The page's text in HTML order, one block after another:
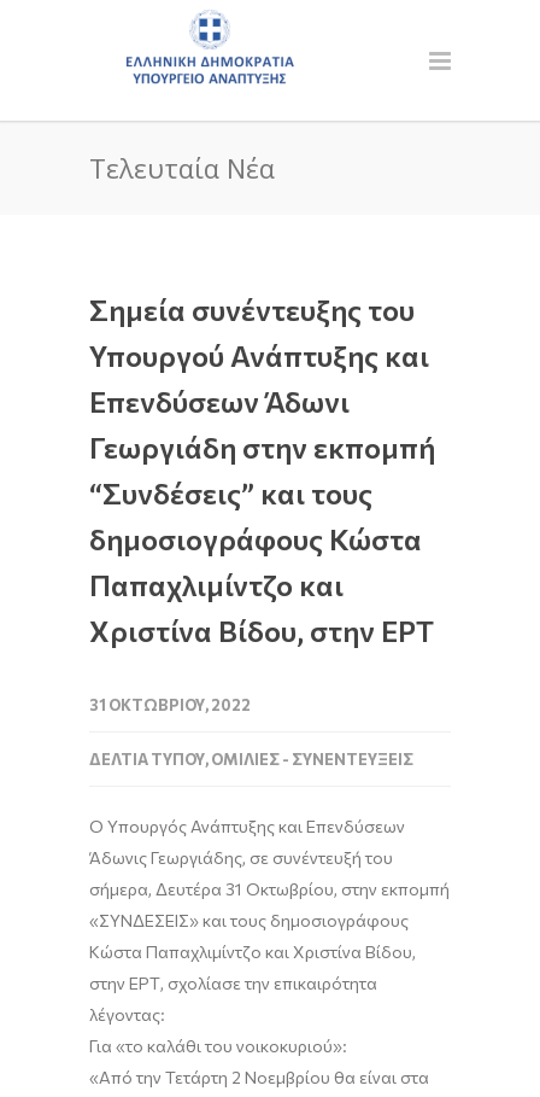
Τελευταία Νέα
Σημεία συνέντευξης του
Υπουργού Ανάπτυξης και
Επενδύσεων Άδωνι
Γεωργιάδη στην εκπομπή
“Συνδέσεις” και τους
δημοσιογράφους Κώστα
Παπαχλιμίντζο και
Χριστίνα Βίδου, στην ΕΡΤ
31 ΟΚΤΩΒΡΊΟΥ, 2022
ΔΕΛΤΊΑ ΤΎΠΟΥ,ΟΜΙΛΊΕΣ - ΣΥΝΕΝΤΕΎΞΕΙΣ
Ο Υπουργός Ανάπτυξης και Επενδύσεων
Άδωνις Γεωργιάδης, σε συνέντευξή του
σήμερα, Δευτέρα 31 Οκτωβρίου, στην εκπομπή
«ΣΥΝΔΕΣΕΙΣ» και τους δημοσιογράφους
Κώστα Παπαχλιμίντζο και Χριστίνα Βίδου,
στην ΕΡΤ, σχολίασε την επικαιρότητα
λέγοντας:
Για «το καλάθι του νοικοκυριού»:
«Από την Τετάρτη 2 Νοεμβρίου θα είναι στα